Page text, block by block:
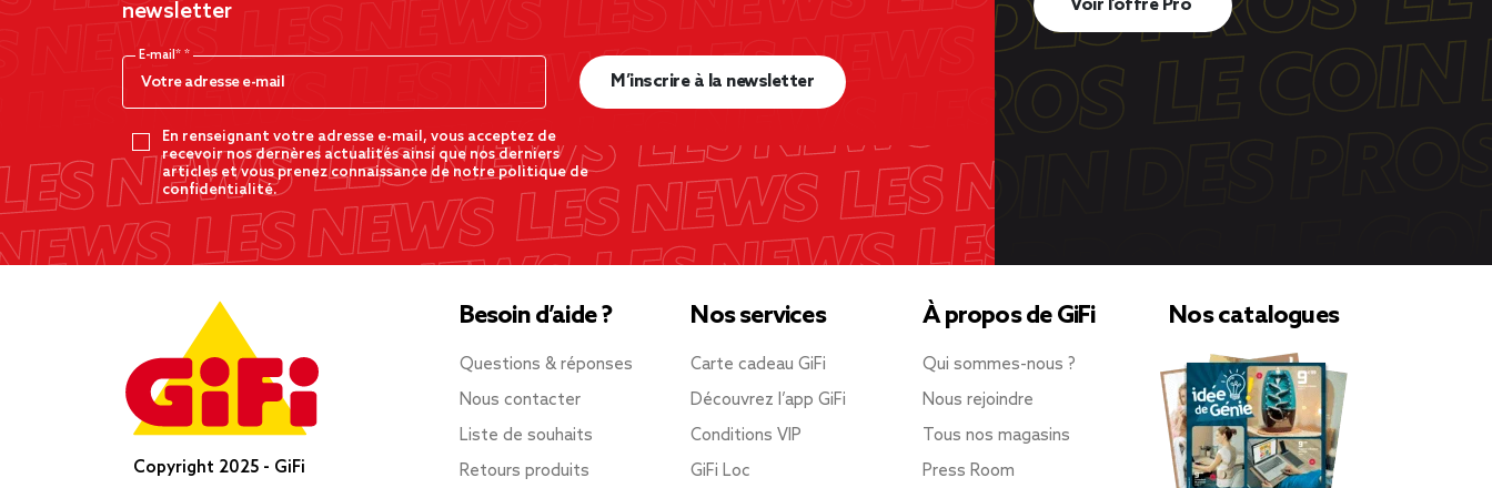
newsletter
E-mail*
En renseignant votre adresse e-mail, vous acceptez de
recevoir nos dernères actualités ainsi que nos derniers
articles et vous prenez connaissance de notre politique de
confidentialité.
M’inscrire à la newsletter
Voir l’offre Pro
Copyright 2025 - GiFi
Besoin d’aide ?
Questions & réponses
Nous contacter
Liste de souhaits
Retours produits
Nos services
Carte cadeau GiFi
Découvrez l’app GiFi
Conditions VIP
GiFi Loc
À propos de GiFi
Qui sommes-nous ?
Nous rejoindre
Tous nos magasins
Press Room
Nos catalogues